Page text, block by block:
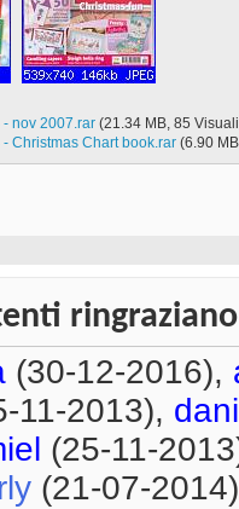
nov 2007.rar‎ (21.34 MB, 85
Christmas Chart book.rar‎ (6.90
(30-12-2016),
11-2013),
(25-11-
(21-07-2014)